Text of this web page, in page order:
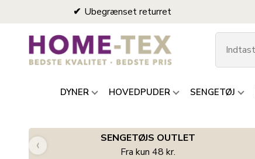
Ubegrænset returret
DYNER HOVEDPUDER SENGETØJ
SENGETØJS OUTLET
Fra kun 48 kr.
‹